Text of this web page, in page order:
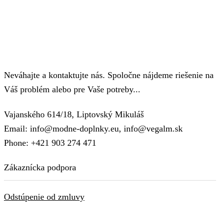
Neváhajte a kontaktujte nás. Spoločne nájdeme riešenie na
Váš problém alebo pre Vaše potreby...
Vajanského 614/18, Liptovský Mikuláš
Email: info@modne-doplnky.eu, info@vegalm.sk
Phone: +421 903 274 471
Zákaznícka podpora
Odstúpenie od zmluvy